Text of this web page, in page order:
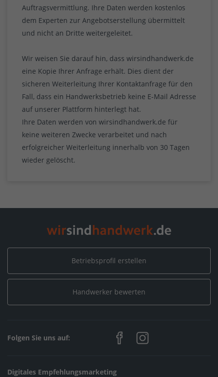
Auftragsvermittlung. Ihre Daten werden kostenlos
dem Experten zur Angebotserstellung übermittelt
und nicht an Dritte weitergeleitet.
Wir weisen Sie darauf hin, dass wirsindhandwerk.de
eine Kopie Ihrer Anfrage erhält. Dies dient der
sicheren Weiterleitung Ihrer Kontaktanfrage für den
Fall, dass ein Handwerksbetrieb keine E-Mail Adresse
auf unserer Plattform hinterlegt hat.
Ihre Daten werden von wirsindhandwerk.de für
keine weiteren Zwecke verarbeitet und nach
erfolgreicher Weiterleitung innerhalb von 30 Tagen
wieder gelöscht.
Betriebsprofil erstellen
Handwerker bewerten
Folgen Sie uns auf:
Digitales Empfehlungsmarketing